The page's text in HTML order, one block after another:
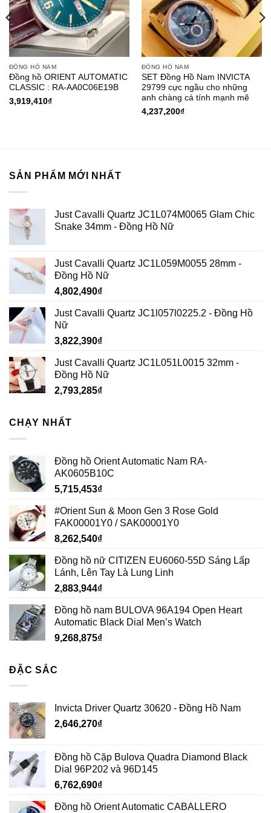
ĐỒNG HỒ NAM
Đồng hồ ORIENT AUTOMATIC
CLASSIC : RA-AA0C06E19B
3,919,410₫
ĐỒNG HỒ NAM
SET Đồng Hồ Nam INVICTA
29799 cực ngầu cho những
anh chàng cá tính mạnh mẽ
4,237,200₫
SẢN PHẨM MỚI NHẤT
Just Cavalli Quartz JC1L074M0065 Glam Chic
Snake 34mm - Đồng Hồ Nữ
Just Cavalli Quartz JC1L059M0055 28mm -
Đồng Hồ Nữ
4,802,490₫
Just Cavalli Quartz JC1l057l0225.2 - Đồng Hồ
Nữ
3,822,390₫
Just Cavalli Quartz JC1L051L0015 32mm -
Đồng Hồ Nữ
2,793,285₫
CHẠY NHẤT
Đồng hồ Orient Automatic Nam RA-
AK0605B10C
5,715,453₫
#Orient Sun & Moon Gen 3 Rose Gold
FAK00001Y0 / SAK00001Y0
8,262,540₫
Đồng hồ nữ CITIZEN EU6060-55D Sáng Lấp
Lánh, Lên Tay Là Lung Linh
2,883,944₫
Đồng hồ nam BULOVA 96A194 Open Heart
Automatic Black Dial Men’s Watch
9,268,875₫
ĐẶC SẮC
Invicta Driver Quartz 30620 - Đồng Hồ Nam
2,646,270₫
Đồng hồ Cặp Bulova Quadra Diamond Black
Dial 96P202 và 96D145
6,762,690₫
Đồng hồ Orient Automatic CABALLERO